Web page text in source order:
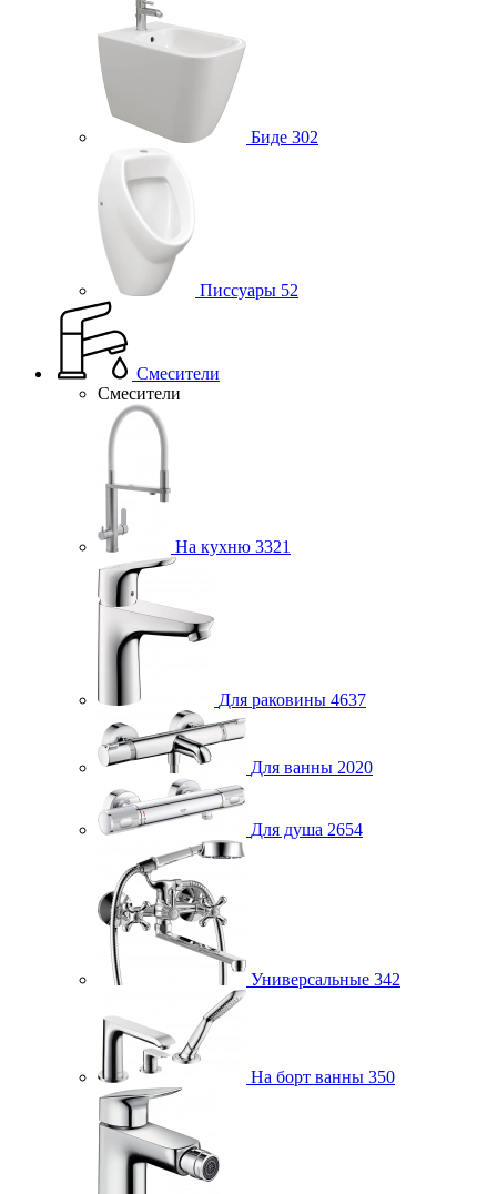
Биде 302
Писсуары 52
Смесители
Смесители
На кухню 3321
Для раковины 4637
Для ванны 2020
Для душа 2654
Универсальные 342
На борт ванны 350